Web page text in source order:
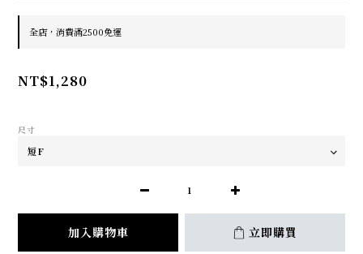
全店，消費滿2500免運
NT$1,280
尺寸
加入購物車 立即購買